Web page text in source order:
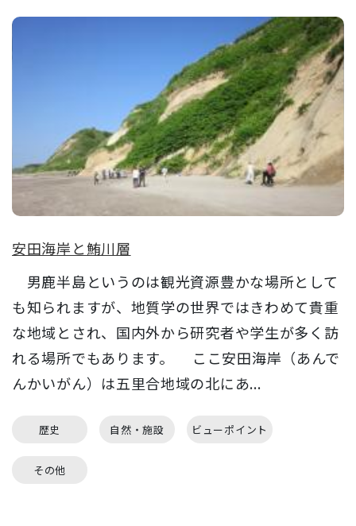
安田海岸と鮪川層
男鹿半島というのは観光資源豊かな場所として
も知られますが、地質学の世界ではきわめて貴重
な地域とされ、国内外から研究者や学生が多く訪
れる場所でもあります。 ここ安田海岸（あんで
んかいがん）は五里合地域の北にあ...
歴史 自然・施設 ビューポイント
その他